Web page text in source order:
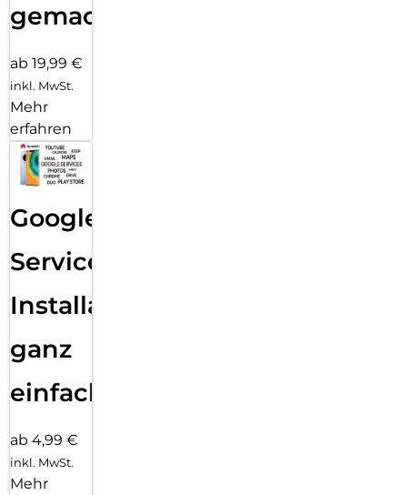
gemacht!
ab 19,99 €
inkl. MwSt.
Mehr
erfahren
Google
Services
Installation
ganz
einfach
ab 4,99 €
inkl. MwSt.
Mehr